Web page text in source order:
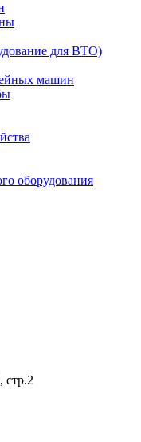
для ВТО)
машин
оборудования
стр.2